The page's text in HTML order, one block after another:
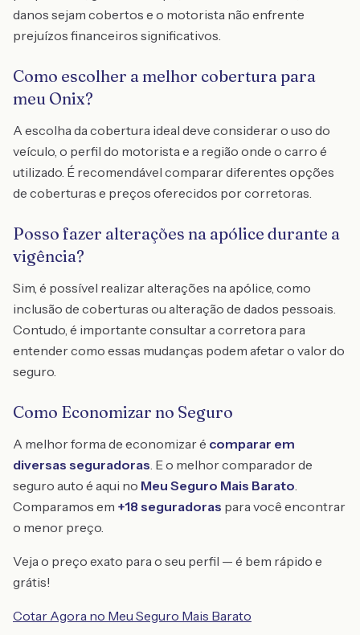
danos sejam cobertos e o motorista não enfrente
prejuízos financeiros significativos.
Como escolher a melhor cobertura para
meu Onix?
A escolha da cobertura ideal deve considerar o uso do
veículo, o perfil do motorista e a região onde o carro é
utilizado. É recomendável comparar diferentes opções
de coberturas e preços oferecidos por corretoras.
Posso fazer alterações na apólice durante a
vigência?
Sim, é possível realizar alterações na apólice, como
inclusão de coberturas ou alteração de dados pessoais.
Contudo, é importante consultar a corretora para
entender como essas mudanças podem afetar o valor do
seguro.
Como Economizar no Seguro
A melhor forma de economizar é comparar em
diversas seguradoras. E o melhor comparador de
seguro auto é aqui no Meu Seguro Mais Barato.
Comparamos em +18 seguradoras para você encontrar
o menor preço.
Veja o preço exato para o seu perfil — é bem rápido e
grátis!
Cotar Agora no Meu Seguro Mais Barato